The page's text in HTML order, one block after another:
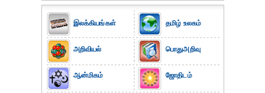
இலக்கியங்கள்
அறிவியல்
ஆன்மிகம்
தமிழ் உலகம்
பொதுஅறிவு
ஜோதிடம்